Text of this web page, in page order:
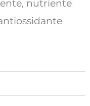
nutriente